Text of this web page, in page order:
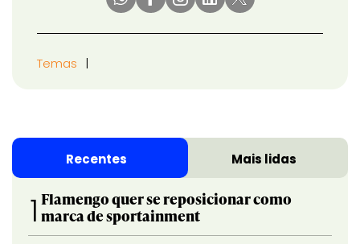
Temas
Recentes Mais lidas
1 Flamengo quer se reposicionar como
marca de sportainment